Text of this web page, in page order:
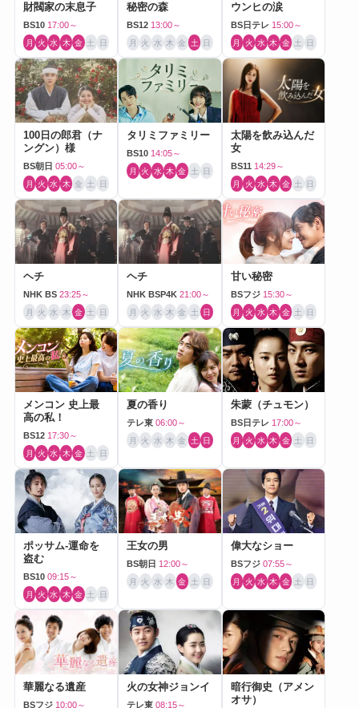
財閥家の末息子
BS10 17:00～
月 火 水 木 金 土 日
秘密の森
BS12 13:00～
月 火 水 木 金 土 日
ウンヒの涙
BS日テレ 15:00～
月 火 水 木 金 土 日
100日の郎君（ナ
ングン）様
BS朝日 05:00～
月 火 水 木 金 土 日
タリミファミリー
BS10 14:05～
月 火 水 木 金 土 日
太陽を飲み込んだ
女
BS11 14:29～
月 火 水 木 金 土 日
ヘチ
NHK BS 23:25～
月 火 水 木 金 土 日
ヘチ
NHK BSP4K 21:00～
月 火 水 木 金 土 日
甘い秘密
BSフジ 15:30～
月 火 水 木 金 土 日
メンコン 史上最
高の私！
BS12 17:30～
月 火 水 木 金 土 日
夏の香り
テレ東 06:00～
月 火 水 木 金 土 日
朱蒙（チュモン）
BS日テレ 17:00～
月 火 水 木 金 土 日
ポッサム-運命を
盗む
BS10 09:15～
月 火 水 木 金 土 日
王女の男
BS朝日 12:00～
月 火 水 木 金 土 日
偉大なショー
BSフジ 07:55～
月 火 水 木 金 土 日
華麗なる遺産
BSフジ 10:00～
火の女神ジョンイ
テレ東 08:15～
暗行御史（アメン
オサ）